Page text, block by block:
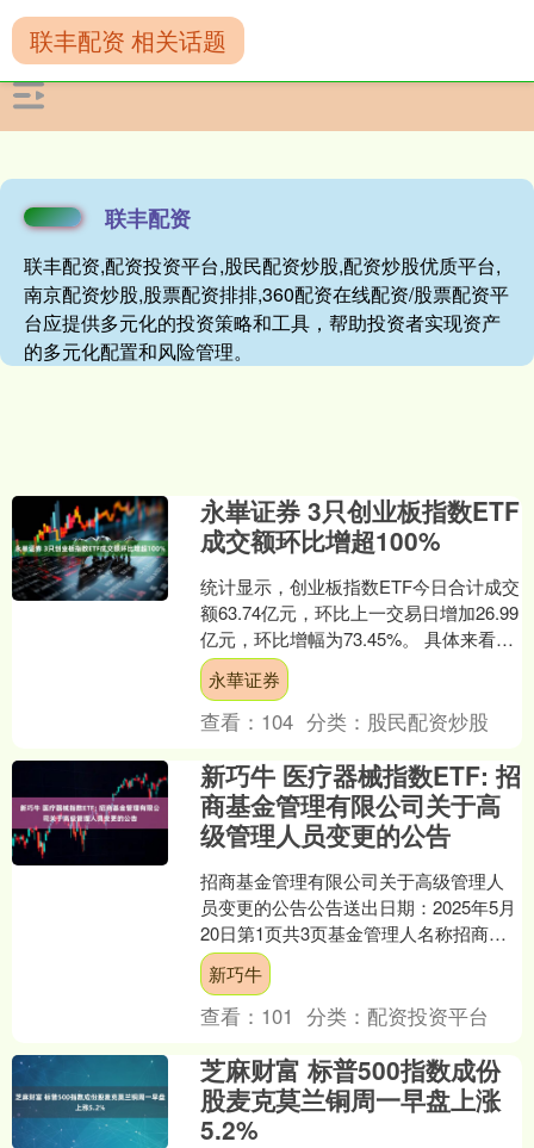
联丰配资
联丰配资,配资投资平台,股民配资炒股,配资炒股优质平台,
南京配资炒股,股票配资排排,360配资在线配资/股票配资平
台应提供多元化的投资策略和工具，帮助投资者实现资产
的多元化配置和风险管理。
联丰配资 相关话题
永崋证券 3只创业板指数ETF
成交额环比增超100%
统计显示，创业板指数ETF今日合计成交
额63.74亿元，环比上一交易日增加26.99
亿元，环比增幅为73.45%。 具体来看，
易方达创业板ETF（159915）....
永華证券
查看： 104 分类： 股民配资炒股
新巧牛 医疗器械指数ETF: 招
商基金管理有限公司关于高
级管理人员变更的公告
招商基金管理有限公司关于高级管理人
员变更的公告公告送出日期：2025年5月
20日第1页共3页基金管理人名称招商基
金管理有限公司公告依据《公开募集证
券投资基金信息....
新巧牛
查看： 101 分类： 配资投资平台
芝麻财富 标普500指数成份
股麦克莫兰铜周一早盘上涨
5.2%